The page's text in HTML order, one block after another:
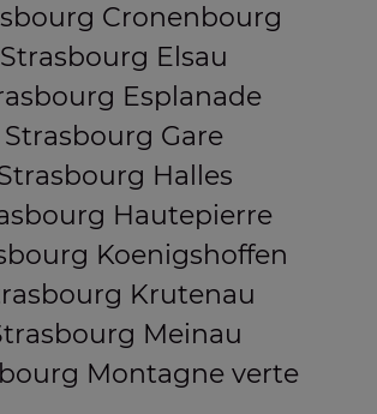
Cronenbourg
Strasbourg Elsau
Esplanade
Strasbourg Gare
Halles
Hautepierre
Koenigshoffen
Krutenau
Meinau
Montagne verte